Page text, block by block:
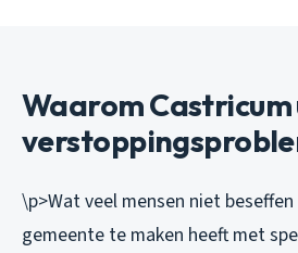
Waarom Castricum
\p>Wat veel mensen niet
gemeente te maken heeft met